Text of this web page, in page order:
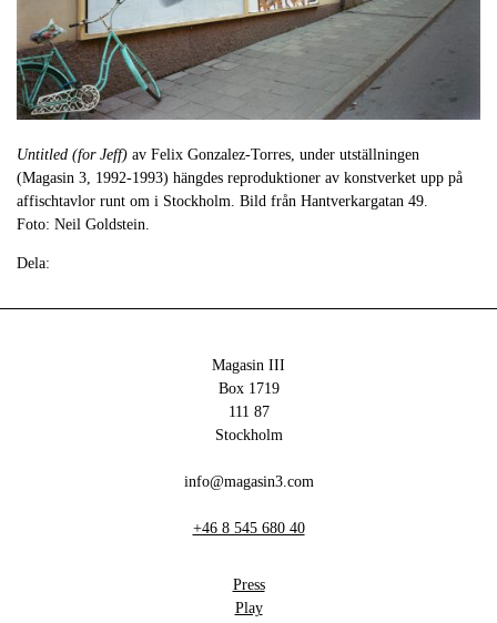
Untitled (for Jeff) av Felix Gonzalez-Torres, under utställningen
(Magasin 3, 1992-1993) hängdes reproduktioner av konstverket upp på
affischtavlor runt om i Stockholm. Bild från Hantverkargatan 49.
Foto: Neil Goldstein.
Dela:
Magasin III
Box 1719
111 87
Stockholm
info@magasin3.com
+46 8 545 680 40
Press
Play